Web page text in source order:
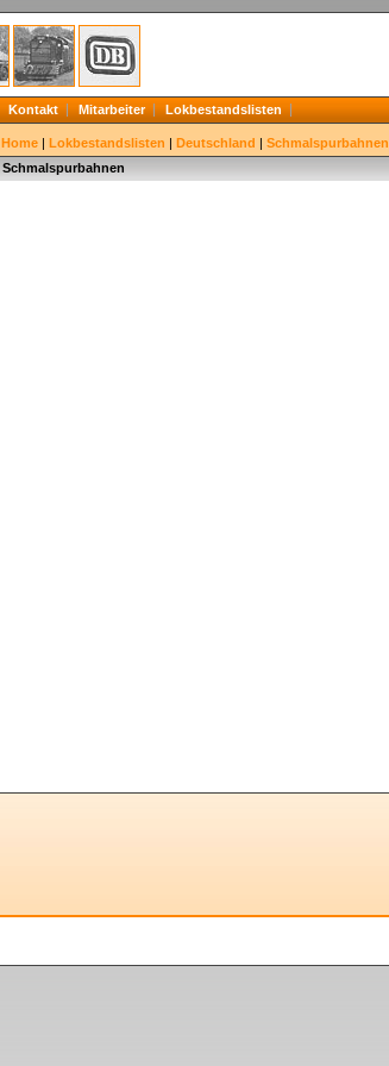
Kontakt Mitarbeiter Lokbestandslisten
Home | Lokbestandslisten | Deutschland | Schmalspurbahnen
Schmalspurbahnen